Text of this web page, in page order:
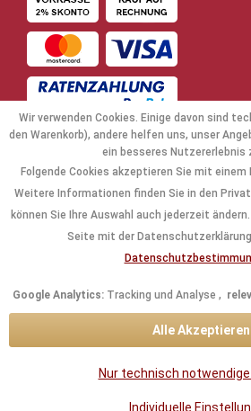
NAVIGATION
INFORMATIONEN
Wir verwenden Cookies. Einige davon sind
den Warenkorb), andere helfen uns, unser
ein besseres Nutzererlebnis
Folgende Cookies akzeptieren Sie mit
Weitere Informationen finden Sie in den
können Sie Ihre Auswahl auch jederzeit
Seite mit der
Google Analytics: Tracking und Analyse ,
Individuelle
Nur technisch
Alle Akzeptieren